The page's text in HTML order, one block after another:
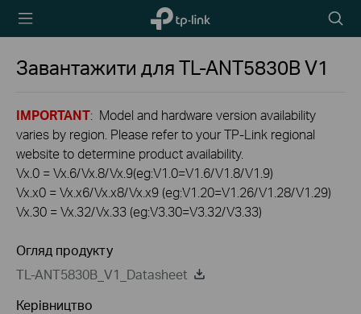
TP-Link,
Reliably
Пошук
Завантажити дляTL-ANT5830BV1
IMPORTANT: Model and hardware version availability
varies by region. Please refer to your TP-Link regional
website to determine product availability.
Vx.0 = Vx.6/Vx.8/Vx.9(eg:V1.0=V1.6/V1.8/V1.9)
Vx.x0 = Vx.x6/Vx.x8/Vx.x9 (eg:V1.20=V1.26/V1.28/V1.29)
Vx.30 = Vx.32/Vx.33 (eg:V3.30=V3.32/V3.33)
Огляд продукту
TL-ANT5830B_V1_Datasheet
Керівництво